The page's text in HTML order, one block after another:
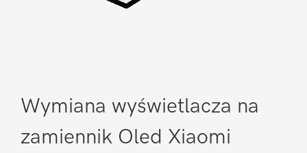
Wymiana wyświetlacza na
zamiennik Oled Xiaomi